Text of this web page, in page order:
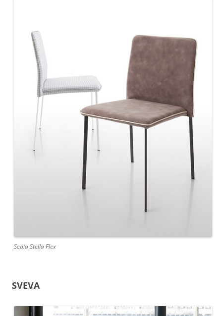
Sedia Stella Flex
SVEVA